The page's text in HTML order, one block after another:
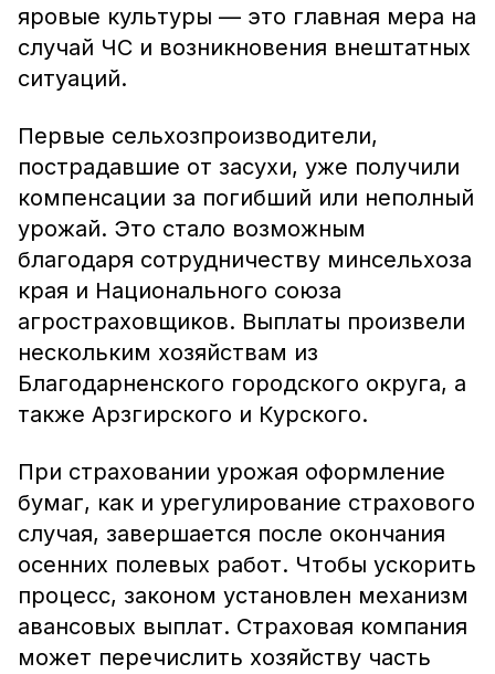
яровые культуры — это главная мера на
случай ЧС и возникновения внештатных
ситуаций.
Первые сельхозпроизводители,
пострадавшие от засухи, уже получили
компенсации за погибший или неполный
урожай. Это стало возможным
благодаря сотрудничеству минсельхоза
края и Национального союза
агростраховщиков. Выплаты произвели
нескольким хозяйствам из
Благодарненского городского округа, а
также Арзгирского и Курского.
При страховании урожая оформление
бумаг, как и урегулирование страхового
случая, завершается после окончания
осенних полевых работ. Чтобы ускорить
процесс, законом установлен механизм
авансовых выплат. Страховая компания
может перечислить хозяйству часть